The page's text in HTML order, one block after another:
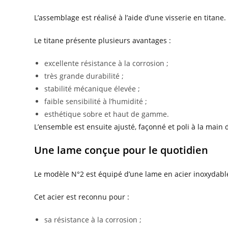
L’assemblage est réalisé à l’aide d’une visserie en titane.
Le titane présente plusieurs avantages :
excellente résistance à la corrosion ;
très grande durabilité ;
stabilité mécanique élevée ;
faible sensibilité à l’humidité ;
esthétique sobre et haut de gamme.
L’ensemble est ensuite ajusté, façonné et poli à la main
Une lame conçue pour le quotidien
Le modèle N°2 est équipé d’une lame en acier
Cet acier est reconnu pour :
sa résistance à la corrosion ;